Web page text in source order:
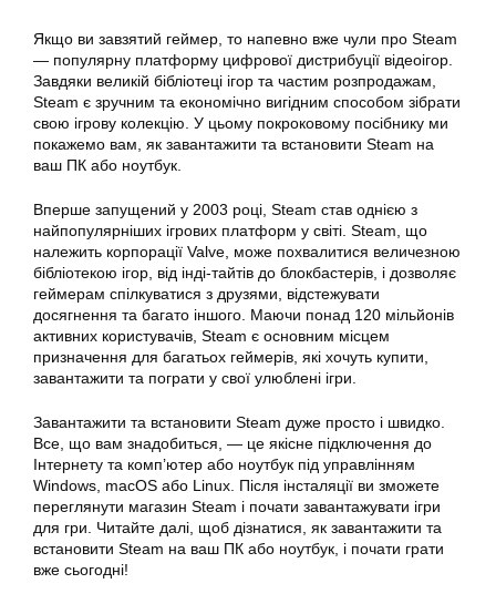
Якщо ви завзятий геймер, то напевно вже чули про Steam
— популярну платформу цифрової дистрибуції відеоігор.
Завдяки великій бібліотеці ігор та частим розпродажам,
Steam є зручним та економічно вигідним способом зібрати
свою ігрову колекцію. У цьому покроковому посібнику ми
покажемо вам, як завантажити та встановити Steam на
ваш ПК або ноутбук
Вперше запущений у 2003 році, Steam став однією з
найпопулярніших ігрових платформ у світі. Steam, що
належить корпорації Valve, може похвалитися величезною
бібліотекою ігор, від інді-тайтів до блокбастерів, і дозволяє
геймерам спілкуватися з друзями, відстежувати
досягнення та багато іншого. Маючи понад 120 мільйонів
активних користувачів, Steam є основним місцем
призначення для багатьох геймерів, які хочуть купити,
завантажити та пограти у свої улюблені ігри.
Завантажити та встановити Steam дуже просто і швидко.
Все, що вам знадобиться, — це якісне підключення до
Інтернету та комп’ютер або ноутбук під управлінням
Windows, macOS або Linux. Після інсталяції ви зможете
переглянути магазин Steam і почати завантажувати ігри
для гри. Читайте далі, щоб дізнатися, як завантажити та
встановити Steam на ваш ПК або ноутбук , і почати грати
вже сьогодні!